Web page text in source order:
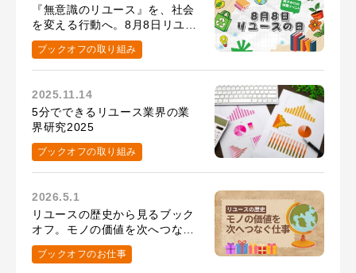
『無意識のリユース』を、社会
を変える行動へ。8月8日リユー
スの日の取り組み
ブックオフの取り組み
2025.11.14
5分でできるリユース業界の業
界研究2025
ブックオフの取り組み
2026.5.1
リユースの歴史から見るブック
オフ。モノの価値を次へつなぐ
仕事とは？
ブックオフのお仕事